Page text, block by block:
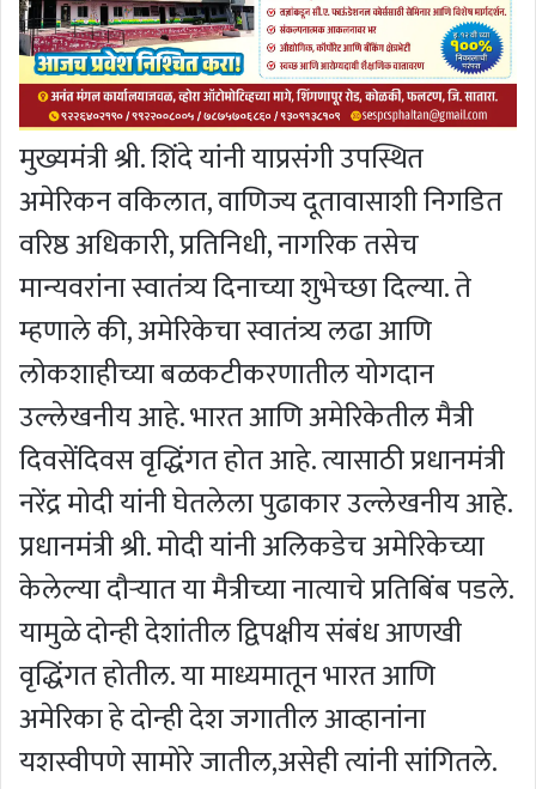
मुख्यमंत्री श्री. शिंदे यांनी याप्रसंगी उपस्थित
अमेरिकन वकिलात, वाणिज्य दूतावासाशी निगडित
वरिष्ठ अधिकारी, प्रतिनिधी, नागरिक तसेच
मान्यवरांना स्वातंत्र्य दिनाच्या शुभेच्छा दिल्या. ते
म्हणाले की, अमेरिकेचा स्वातंत्र्य लढा आणि
लोकशाहीच्या बळकटीकरणातील योगदान
उल्लेखनीय आहे. भारत आणि अमेरिकेतील मैत्री
दिवसेंदिवस वृद्धिंगत होत आहे. त्यासाठी प्रधानमंत्री
नरेंद्र मोदी यांनी घेतलेला पुढाकार उल्लेखनीय आहे.
प्रधानमंत्री श्री. मोदी यांनी अलिकडेच अमेरिकेच्या
केलेल्या दौऱ्यात या मैत्रीच्या नात्याचे प्रतिबिंब पडले.
यामुळे दोन्ही देशांतील द्विपक्षीय संबंध आणखी
वृद्धिंगत होतील. या माध्यमातून भारत आणि
अमेरिका हे दोन्ही देश जगातील आव्हानांना
यशस्वीपणे सामोरे जातील,असेही त्यांनी सांगितले.